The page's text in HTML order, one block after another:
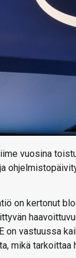
vuosina
on kertonut
on vastuussa
mikä tarkoittaa